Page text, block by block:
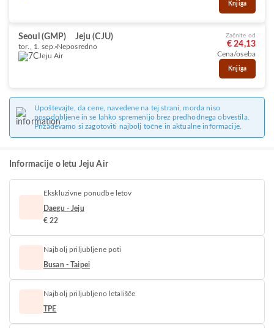
Knjiga
Seoul (GMP) Jeju (CJU)
tor., 1. sep. Neposredno
Jeju Air
Začnite od
€ 24,13
Cena/oseba
Knjiga
Upoštevajte, da cene, navedene na tej strani, morda niso
posodobljene in se lahko spremenijo brez predhodnega obvestila.
Prizadevamo si zagotoviti najbolj točne in aktualne informacije.
Informacije o letu Jeju Air
Ekskluzivne ponudbe letov
Daegu - Jeju
€ 22
Najbolj priljubljene poti
Busan - Taipei
Najbolj priljubljeno letališče
TPE